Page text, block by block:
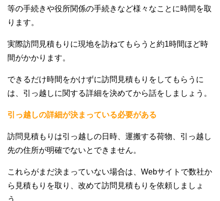
等の手続きや役所関係の手続きなど様々なことに時間を取
ります。
実際訪問見積もりに現地を訪ねてもらうと約1時間ほど時
間がかかります。
できるだけ時間をかけずに訪問見積もりをしてもらうに
は、引っ越しに関する詳細を決めてから話をしましょう。
引っ越しの詳細が決まっている必要がある
訪問見積もりは引っ越しの日時、運搬する荷物、引っ越し
先の住所が明確でないとできません。
これらがまだ決まっていない場合は、Webサイトで数社か
ら見積もりを取り、改めて訪問見積もりを依頼しましょ
う。